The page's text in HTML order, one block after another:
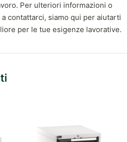
Per ulteriori informazioni o
a contattarci, siamo qui per aiutarti
per le tue esigenze lavorative.